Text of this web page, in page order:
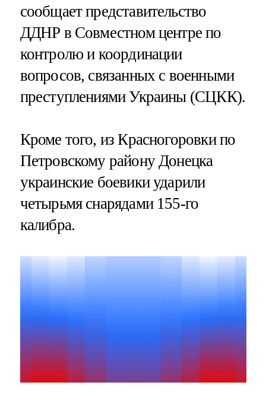
сообщает представительство
ДДНР в Совместном центре по
контролю и координации
вопросов, связанных с военными
преступлениями Украины (СЦКК)​​​.
Кроме того, из Красногоровки по
Петровскому району Донецка
украинские боевики ударили
четырьмя снарядами 155-го
калибра.